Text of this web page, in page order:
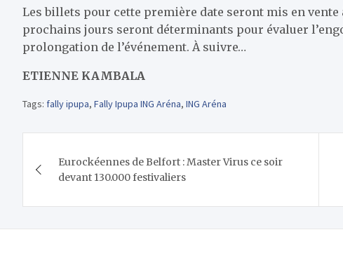
Les billets pour cette première date seront mis en vente
prochains jours seront déterminants pour évaluer
prolongation de l’événement. À suivre…
ETIENNE KAMBALA
Tags: fally ipupa, Fally Ipupa ING Aréna, ING Aréna
de
l’article
Eurockéennes de Belfort : Master Virus ce soir
devant 130.000 festivaliers